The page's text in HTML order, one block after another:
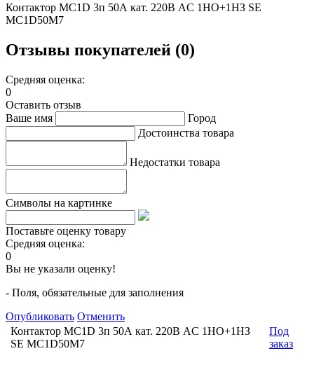
Контактор MC1D 3п 50А кат. 220В AC 1НО+1НЗ SE
MC1D50M7
Отзывы покупателей (0)
Средняя оценка:
0
Оставить отзыв
Ваше имя
Город
Достоинства товара
Недостатки товара
Символы на картинке
Поставьте оценку товару
Средняя оценка:
0
Вы не указали оценку!
- Поля, обязательные для заполнения
Опубликовать Отменить
Контактор MC1D 3п 50А кат. 220В AC 1НО+1НЗ
SE MC1D50M7
Под
заказ